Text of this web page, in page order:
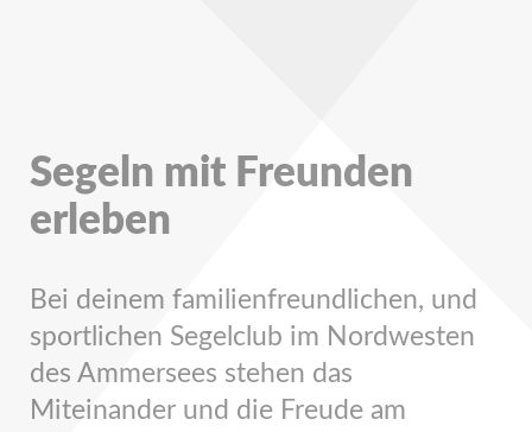
Segeln mit Freunden
erleben
Bei deinem familienfreundlichen, und
sportlichen Segelclub im Nordwesten
des Ammersees stehen das
Miteinander und die Freude am